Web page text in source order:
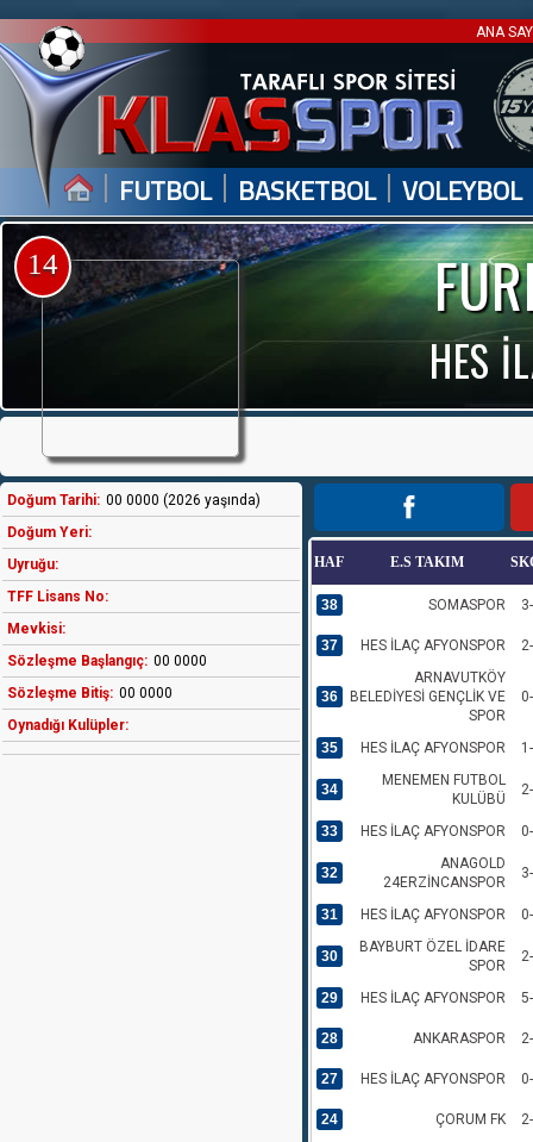
ANA
| FUTBOL | BASKETBOL | VOLEYBOL
HES
14
Doğum Tarihi: 00 0000 (2026 yaşında)
Doğum Yeri:
Uyruğu:
TFF Lisans No:
Mevkisi:
Sözleşme Başlangıç: 00 0000
Sözleşme Bitiş: 00 0000
Oynadığı Kulüpler:
HAF E.S TAKIM
38 SOMASPOR
37 HES İLAÇ AFYONSPOR
36
ARNAVUTKÖY
BELEDİYESİ GENÇLİK VE
SPOR
35 HES İLAÇ AFYONSPOR
34
MENEMEN FUTBOL
KULÜBÜ
33 HES İLAÇ AFYONSPOR
32
ANAGOLD
24ERZİNCANSPOR
31 HES İLAÇ AFYONSPOR
30
BAYBURT ÖZEL İDARE
SPOR
29 HES İLAÇ AFYONSPOR
28 ANKARASPOR
27 HES İLAÇ AFYONSPOR
24 ÇORUM FK